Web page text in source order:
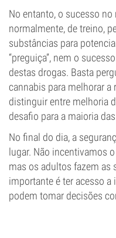
No entanto, o sucesso
normalmente, de treino,
substâncias para
“preguiça”, nem o
destas drogas. Basta
cannabis para melhorar
distinguir entre melhoria
desafio para a maioria
No final do dia, a
lugar. Não incentivamos
mas os adultos fazem as
importante é ter acesso
podem tomar decisões